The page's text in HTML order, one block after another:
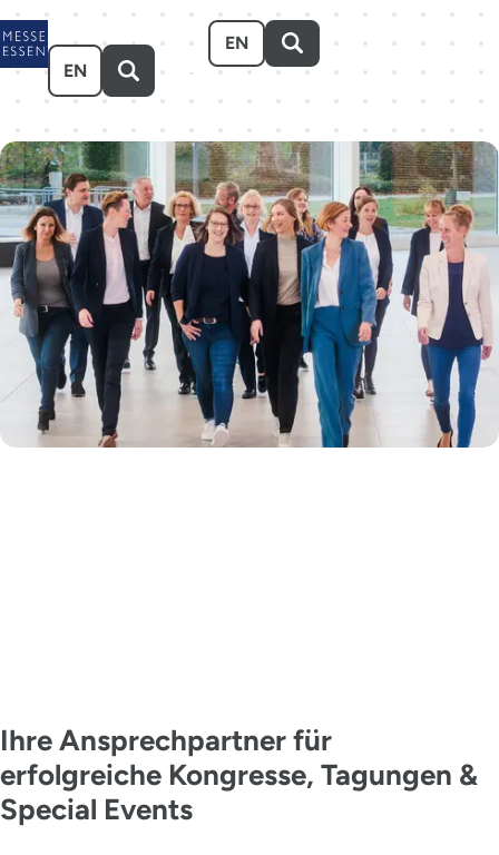
Zum Hauptinhalt springen
EN
Veranstalten Besuchen
Ausstellen
Über uns Karriere Event-Kalender
EN
Ihre Ansprechpartner für
erfolgreiche Kongresse, Tagungen &
Special Events